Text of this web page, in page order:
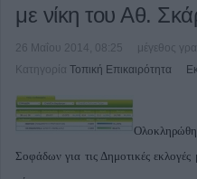
με νίκη του Αθ.
26 Μαΐου 2014, 08:25
μέγεθος
Κατηγορία Τοπική Επικαιρότητα
Σοφάδων για τις Δημοτικές εκλογές